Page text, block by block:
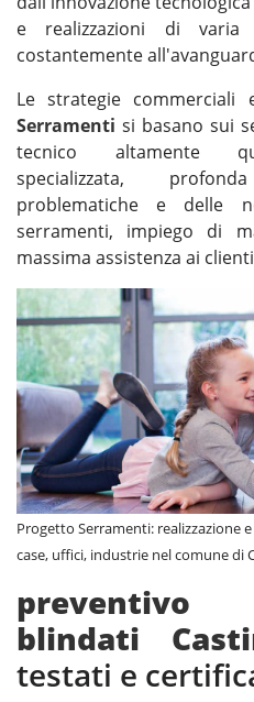
e realizzazioni di varia
costantemente
Le strategie commerciali
Serramenti si basano sui
tecnico altamente
specializzata,
problematiche e delle
serramenti, impiego di
massima assistenza ai
Progetto Serramenti: realizzazione
case, uffici, industrie nel comune di
preventivo
blindati
testati e